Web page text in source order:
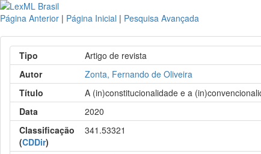
Página Anterior | Página Inicial | Pesquisa Avançada
Tipo
Artigo de revista
Autor
Zonta, Fernando de Oliveira
Título
A (in)constitucionalidade e a
Data
2020
Classificação
(CDDir)
341.53321